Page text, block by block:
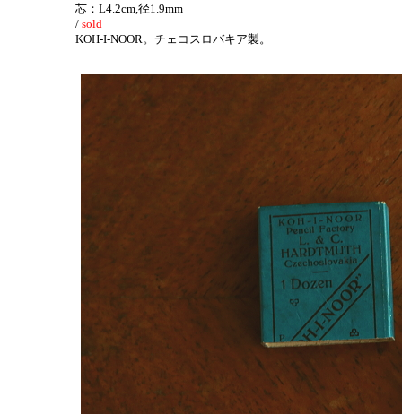
芯：L4.2cm,径1.9mm
/ sold
KOH-I-NOOR。 チェコスロバキア製。